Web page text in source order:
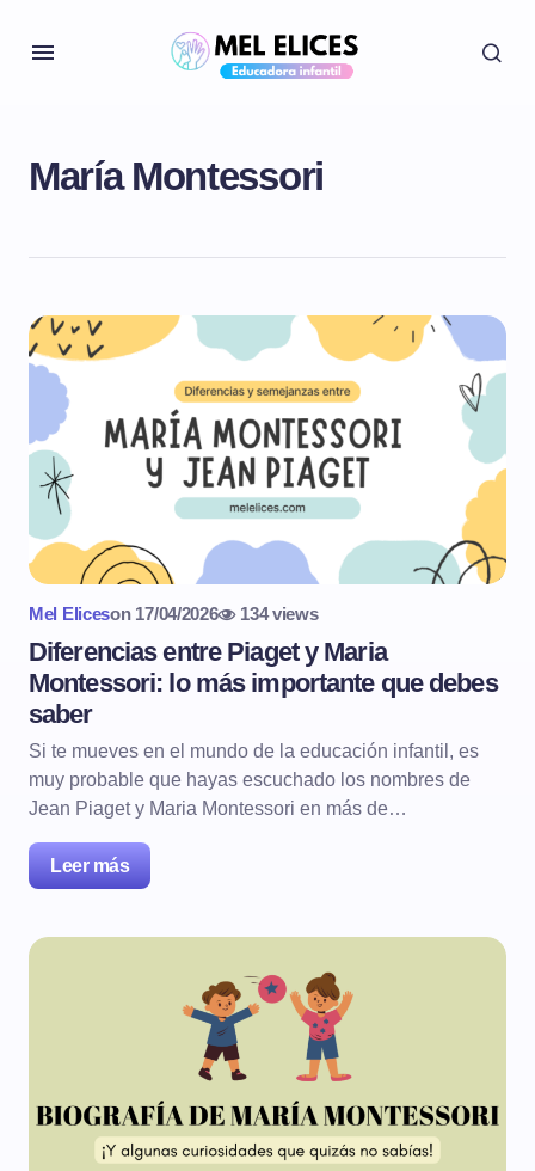
María Montessori
Mel Eliceson 17/04/2026 134 views
Diferencias entre Piaget y Maria
Montessori: lo más importante que debes
saber
Si te mueves en el mundo de la educación infantil, es
muy probable que hayas escuchado los nombres de
Jean Piaget y Maria Montessori en más de…
Leer más